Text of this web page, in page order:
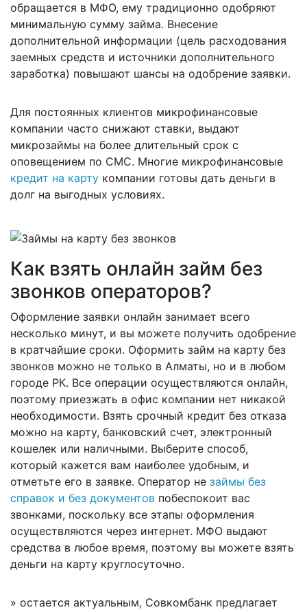
обращается в МФО, ему традиционно одобряют
минимальную сумму займа. Внесение
дополнительной информации (цель расходования
заемных средств и источники дополнительного
заработка) повышают шансы на одобрение заявки.
Для постоянных клиентов микрофинансовые
компании часто снижают ставки, выдают
микрозаймы на более длительный срок с
оповещением по СМС. Многие микрофинансовые
кредит на карту компании готовы дать деньги в
долг на выгодных условиях.
Как взять онлайн займ без
звонков операторов?
Оформление заявки онлайн занимает всего
несколько минут, и вы можете получить одобрение
в кратчайшие сроки. Оформить займ на карту без
звонков можно не только в Алматы, но и в любом
городе РК. Все операции осуществляются онлайн,
поэтому приезжать в офис компании нет никакой
необходимости. Взять срочный кредит без отказа
можно на карту, банковский счет, электронный
кошелек или наличными. Выберите способ,
который кажется вам наиболее удобным, и
отметьте его в заявке. Оператор не займы без
справок и без документов побеспокоит вас
звонками, поскольку все этапы оформления
осуществляются через интернет. МФО выдают
средства в любое время, поэтому вы можете взять
деньги на карту круглосуточно.
» остается актуальным, Совкомбанк предлагает